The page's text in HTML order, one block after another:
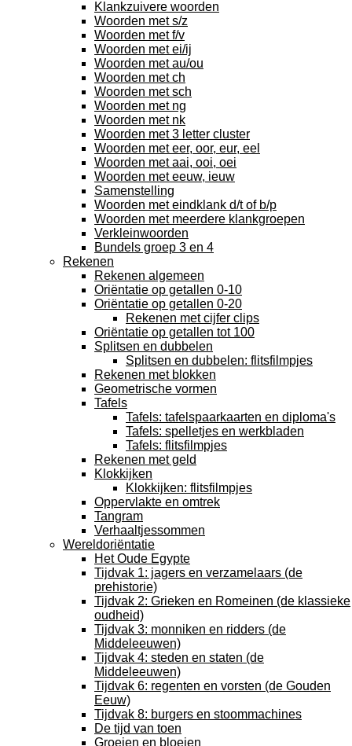
Klankzuivere woorden
Woorden met s/z
Woorden met f/v
Woorden met ei/ij
Woorden met au/ou
Woorden met ch
Woorden met sch
Woorden met ng
Woorden met nk
Woorden met 3 letter cluster
Woorden met eer, oor, eur, eel
Woorden met aai, ooi, oei
Woorden met eeuw, ieuw
Samenstelling
Woorden met eindklank d/t of b/p
Woorden met meerdere klankgroepen
Verkleinwoorden
Bundels groep 3 en 4
Rekenen
Rekenen algemeen
Oriëntatie op getallen 0-10
Oriëntatie op getallen 0-20
Rekenen met cijfer clips
Oriëntatie op getallen tot 100
Splitsen en dubbelen
Splitsen en dubbelen: flitsfilmpjes
Rekenen met blokken
Geometrische vormen
Tafels
Tafels: tafelspaarkaarten en diploma's
Tafels: spelletjes en werkbladen
Tafels: flitsfilmpjes
Rekenen met geld
Klokkijken
Klokkijken: flitsfilmpjes
Oppervlakte en omtrek
Tangram
Verhaaltjessommen
Wereldoriëntatie
Het Oude Egypte
Tijdvak 1: jagers en verzamelaars (de
prehistorie)
Tijdvak 2: Grieken en Romeinen (de klassieke
oudheid)
Tijdvak 3: monniken en ridders (de
Middeleeuwen)
Tijdvak 4: steden en staten (de
Middeleeuwen)
Tijdvak 6: regenten en vorsten (de Gouden
Eeuw)
Tijdvak 8: burgers en stoommachines
De tijd van toen
Groeien en bloeien